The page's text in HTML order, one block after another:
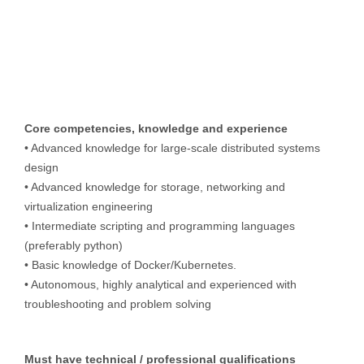
Core competencies, knowledge and experience
• Advanced knowledge for large-scale distributed systems
design
• Advanced knowledge for storage, networking and
virtualization engineering
• Intermediate scripting and programming languages
(preferably python)
• Basic knowledge of Docker/Kubernetes.
• Autonomous, highly analytical and experienced with
troubleshooting and problem solving
Must have technical / professional qualifications